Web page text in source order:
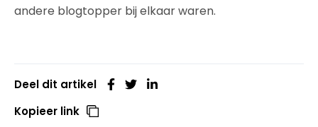
andere blogtopper bij elkaar waren.
Deel dit artikel
Kopieer link